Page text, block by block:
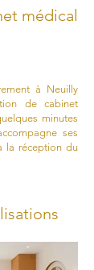
médical
à Neuilly
de cabinet
minutes
ses
la réception du